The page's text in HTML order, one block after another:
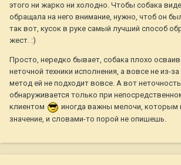
этого ни жарко ни холодно. Чтобы собака
обращала на него внимание, нужно, чтоб он
так вот, кусок в руке самый лучший способ
жест. :)
Просто, нередко бывает, собака плохо
неточной техники исполнения, а вовсе не из-
метод ей не подходит вовсе. А вот
обнаруживается только при
клиентом
иногда важны мелочи, которым
значение, и словами-то порой не опишешь.